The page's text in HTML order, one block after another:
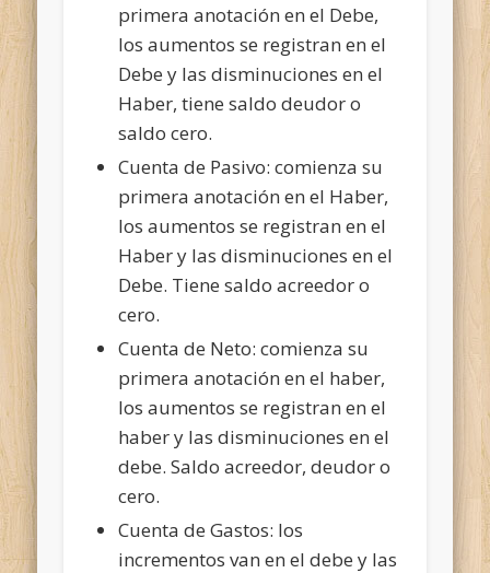
primera anotación en el Debe,
los aumentos se registran en el
Debe y las disminuciones en el
Haber, tiene saldo deudor o
saldo cero.
Cuenta de Pasivo: comienza su
primera anotación en el Haber,
los aumentos se registran en el
Haber y las disminuciones en el
Debe. Tiene saldo acreedor o
cero.
Cuenta de Neto: comienza su
primera anotación en el haber,
los aumentos se registran en el
haber y las disminuciones en el
debe. Saldo acreedor, deudor o
cero.
Cuenta de Gastos: los
incrementos van en el debe y las